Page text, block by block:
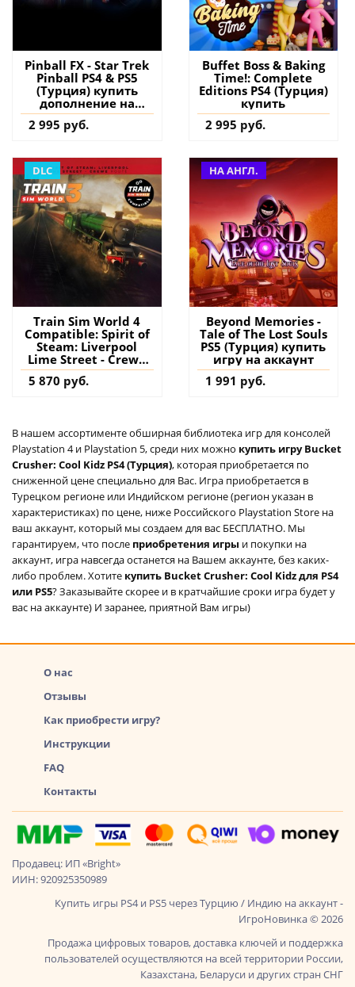
Pinball FX - Star Trek
Pinball PS4 & PS5
(Турция) купить
дополнение на
аккаунт
2 995 руб.
Buffet Boss & Baking
Time!: Complete
Editions PS4 (Турция)
купить
2 995 руб.
DLC
Train Sim World 4
Compatible: Spirit of
Steam: Liverpool
Lime Street - Crewe
PS4 & PS5 (Турция)
купить дополнение
5 870 руб.
НА АНГЛ.
Beyond Memories -
Tale of The Lost Souls
PS5 (Турция) купить
игру на аккаунт
1 991 руб.
В нашем ассортименте обширная библиотека игр для консолей
Playstation 4 и Playstation 5, среди них можно купить игру Bucket
Crusher: Cool Kidz PS4 (Турция), которая приобретается по
сниженной цене специально для Вас. Игра приобретается в
Турецком регионе или Индийском регионе (регион указан в
характеристиках) по цене, ниже Российского Playstation Store на
ваш аккаунт, который мы создаем для вас БЕСПЛАТНО. Мы
гарантируем, что после приобретения игры и покупки на
аккаунт, игра навсегда останется на Вашем аккаунте, без каких-
либо проблем. Хотите купить Bucket Crusher: Cool Kidz для PS4
или PS5? Заказывайте скорее и в кратчайшие сроки игра будет у
вас на аккаунте) И заранее, приятной Вам игры)
О нас
Отзывы
Как приобрести игру?
Инструкции
FAQ
Контакты
Продавец: ИП «Bright»
ИИН: 920925350989
Купить игры PS4 и PS5 через Турцию / Индию на аккаунт -
ИгроНовинка © 2026
Продажа цифровых товаров, доставка ключей и поддержка
пользователей осуществляются на всей территории России,
Казахстана, Беларуси и других стран СНГ